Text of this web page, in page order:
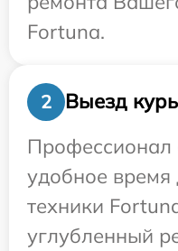
Fortuna.
2
Выезд
Профессионал
удобное время
техники
углубленный